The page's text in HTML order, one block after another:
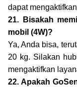
dapat
21. Bisakah
mobil (4W)?
Ya, Anda bisa,
20 kg. Silakan
mengaktifkan
22. Apakah